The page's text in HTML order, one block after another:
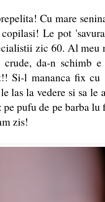
Cu mare
Le pot
zic 60. Al meu
da-n schimb
Si-l mananca fix cu
las la vedere si sa
pe pufu de pe barba
zis!